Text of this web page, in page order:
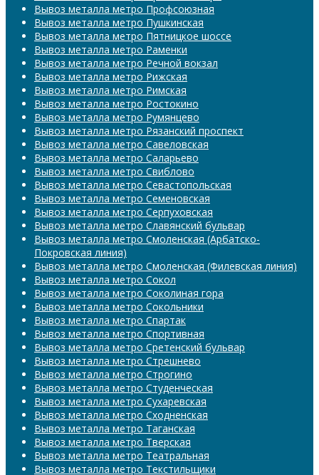
Вывоз металла метро Профсоюзная
Вывоз металла метро Пушкинская
Вывоз металла метро Пятницкое шоссе
Вывоз металла метро Раменки
Вывоз металла метро Речной вокзал
Вывоз металла метро Рижская
Вывоз металла метро Римская
Вывоз металла метро Ростокино
Вывоз металла метро Румянцево
Вывоз металла метро Рязанский проспект
Вывоз металла метро Савеловская
Вывоз металла метро Саларьево
Вывоз металла метро Свиблово
Вывоз металла метро Севастопольская
Вывоз металла метро Семеновская
Вывоз металла метро Серпуховская
Вывоз металла метро Славянский бульвар
Вывоз металла метро Смоленская (Арбатско-
Покровская линия)
Вывоз металла метро Смоленская (Филевская линия)
Вывоз металла метро Сокол
Вывоз металла метро Соколиная гора
Вывоз металла метро Сокольники
Вывоз металла метро Спартак
Вывоз металла метро Спортивная
Вывоз металла метро Сретенский бульвар
Вывоз металла метро Стрешнево
Вывоз металла метро Строгино
Вывоз металла метро Студенческая
Вывоз металла метро Сухаревская
Вывоз металла метро Сходненская
Вывоз металла метро Таганская
Вывоз металла метро Тверская
Вывоз металла метро Театральная
Вывоз металла метро Текстильщики